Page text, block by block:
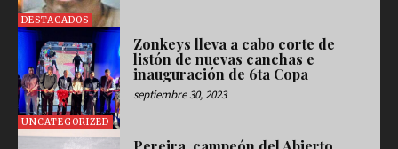
DESTACADOS
UNCATEGORIZED
Zonkeys lleva a cabo corte de
listón de nuevas canchas e
inauguración de 6ta Copa
septiembre 30, 2023